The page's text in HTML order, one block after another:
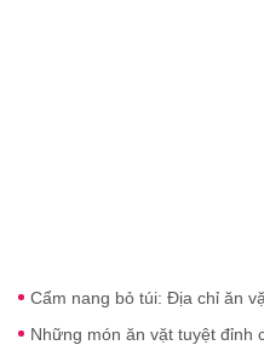
Cẩm nang bỏ túi: Địa chỉ ăn
Những món ăn vặt tuyệt đỉnh